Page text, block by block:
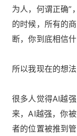
为人，何谓正确”
的时候，所有的
断，你到底相信
所以我现在的想法
很多人觉得AI越
来，AI越强，你
者的位置被推到